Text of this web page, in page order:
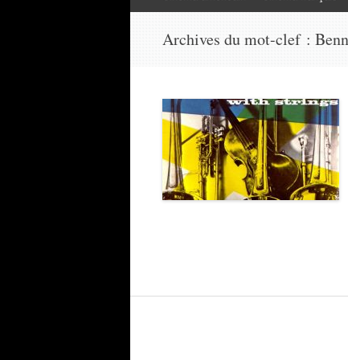
Archives du mot-clef :